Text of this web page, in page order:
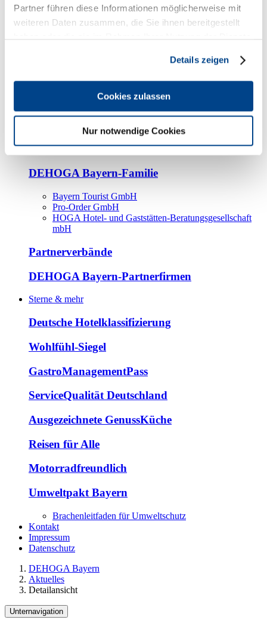
Partner führen diese Informationen möglicherweise mit
weiteren Daten zusammen, die Sie ihnen bereitgestellt
Details zeigen
Cookies zulassen
Nur notwendige Cookies
Kooperationspartner
Tourismusorganisationen
Bayern Tourismus Marketing GmbH
DEHOGA-Familie
Bundesverband
Fachverbände
DEHOGA Bayern-Familie
Bayern Tourist GmbH
Pro-Order GmbH
HOGA Hotel- und Gaststätten-Beratungsgesellschaft
mbH
Partnerverbände
DEHOGA Bayern-Partnerfirmen
Sterne & mehr
Deutsche Hotelklassifizierung
Wohlfühl-Siegel
GastroManagementPass
ServiceQualität Deutschland
Ausgezeichnete GenussKüche
Reisen für Alle
Motorradfreundlich
Umweltpakt Bayern
Brachenleitfaden für Umweltschutz
Kontakt
Impressum
Datenschutz
DEHOGA Bayern
Aktuelles
Detailansicht
Unternavigation